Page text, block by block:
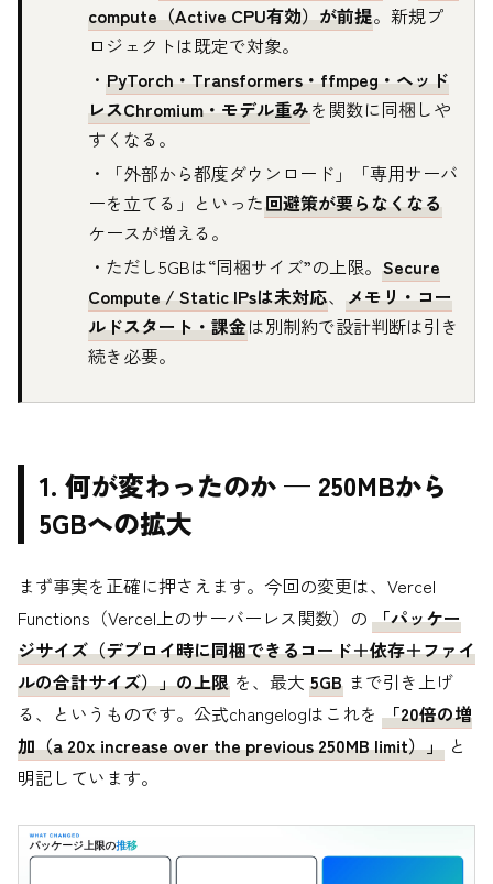
compute（Active CPU有効）が前提。新規プ
ロジェクトは既定で対象。
・ PyTorch・Transformers・ffmpeg・ヘッド
レスChromium・モデル重みを関数に同梱しや
すくなる。
・「外部から都度ダウンロード」「専用サーバ
ーを立てる」といった回避策が要らなくなる
ケースが増える。
・ただし5GBは“同梱サイズ”の上限。 Secure
Compute / Static IPsは未対応、 メモリ・コー
ルドスタート・課金は別制約で設計判断は引き
続き必要。
1. 何が変わったのか — 250MBから
5GBへの拡大
まず事実を正確に押さえます。今回の変更は、Vercel
Functions（Vercel上のサーバーレス関数）の 「パッケー
ジサイズ（デプロイ時に同梱できるコード＋依存＋ファイ
ルの合計サイズ）」の上限 を、最大 5GB まで引き上げ
る、というものです。公式changelogはこれを 「20倍の増
加（a 20x increase over the previous 250MB limit）」 と
明記しています。